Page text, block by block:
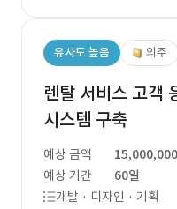
유사도 높음 외주
렌탈 서비스 고객
시스템 구축
예상 금액
예상 기간
60일
개발 · 디자인 · 기획